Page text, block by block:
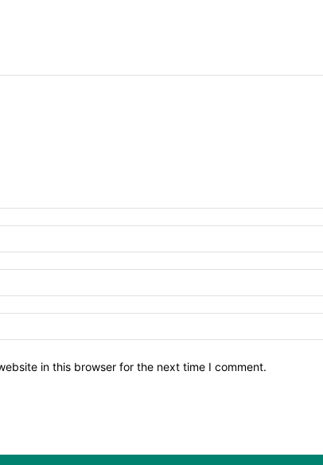
in this browser for the next time I comment.